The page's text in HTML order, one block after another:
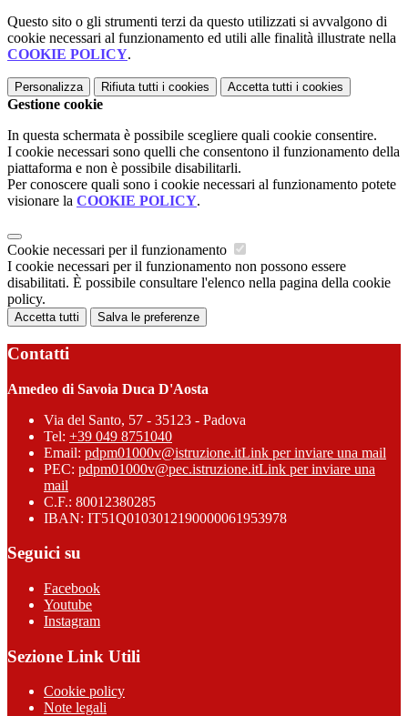
Questo sito o gli strumenti terzi da questo utilizzati si avvalgono di
cookie necessari al funzionamento ed utili alle finalità illustrate nella
COOKIE POLICY.
Personalizza Rifiuta tutti i cookies Accetta tutti i cookies
Gestione cookie
In questa schermata è possibile scegliere quali cookie consentire.
I cookie necessari sono quelli che consentono il funzionamento della
piattaforma e non è possibile disabilitarli.
Per conoscere quali sono i cookie necessari al funzionamento potete
visionare la COOKIE POLICY.
Cookie necessari per il funzionamento
I cookie necessari per il funzionamento non possono essere
disabilitati. È possibile consultare l'elenco nella pagina della cookie
policy.
Accetta tutti Salva le preferenze
Contatti
Amedeo di Savoia Duca D'Aosta
Via del Santo, 57 - 35123 - Padova
Tel: +39 049 8751040
Email: pdpm01000v@istruzione.itLink per inviare una mail
PEC: pdpm01000v@pec.istruzione.itLink per inviare una
mail
C.F.: 80012380285
IBAN: IT51Q0103012190000061953978
Seguici su
Facebook
Youtube
Instagram
Sezione Link Utili
Cookie policy
Note legali